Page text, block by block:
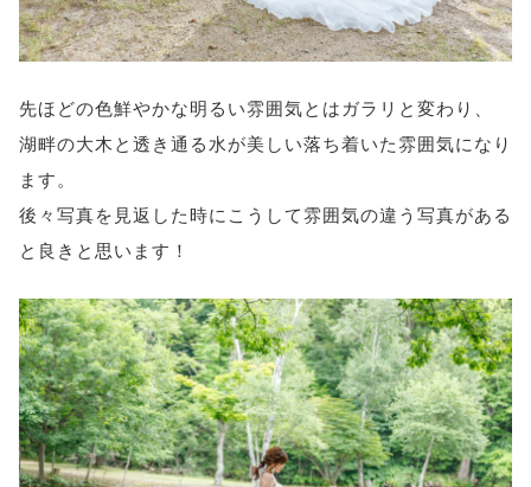
先ほどの色鮮やかな明るい雰囲気とはガラリと変わり、
湖畔の大木と透き通る水が美しい落ち着いた雰囲気になり
ます。
後々写真を見返した時にこうして雰囲気の違う写真がある
と良きと思います！